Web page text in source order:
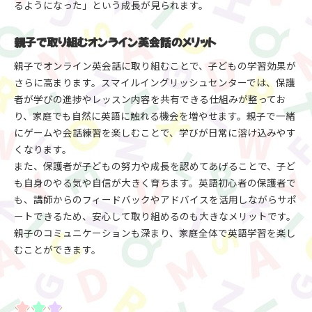
るようになった」という成長が見られます。
親子で取り組むオンライン英会話のメリット
親子でオンライン英会話に取り組むことで、子どもの学習効果が
さらに高まります。スマイルイングリッシュセンターでは、保護
者が学びの進捗やレッスン内容を共有できる仕組みが整ってお
り、家庭でも自然に英語に触れる機会を増やせます。親子で一緒
にゲームや会話練習を楽しむことで、学びが日常に溶け込みやす
くなります。
また、保護者が子どもの努力や成長を認めてあげることで、子ど
も自身のやる気や自信が大きく育ちます。英語初心者の保護者で
も、講師からのフィードバックやアドバイスを活用しながらサポ
ートできるため、安心して取り組めるのも大きなメリットです。
親子のコミュニケーションも深まり、家庭全体で英語学習を楽し
むことができます。